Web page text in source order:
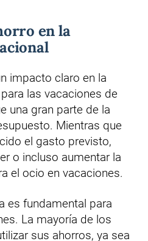
en la
impacto claro en la
las vacaciones de
una gran parte de la
Mientras que
el gasto previsto,
o incluso aumentar la
el ocio en vacaciones.
es fundamental para
La mayoría de los
sus ahorros, ya sea